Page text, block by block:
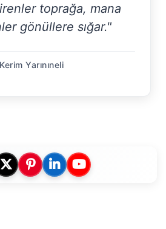
toprağa, mana
gönüllere sığar."
Kerim Yarınıneli